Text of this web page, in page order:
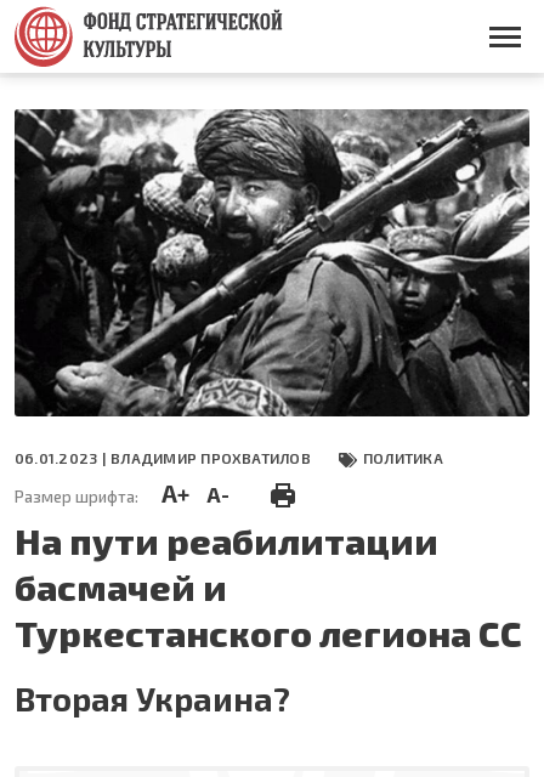
Перейти
основному
содержанию
Основная
06.01.2023 | ВЛАДИМИР ПРОХВАТИЛОВ ПОЛИТИКА
Размер шрифта: A+ A-
На пути реабилитации
басмачей и
Туркестанского легиона СС
Вторая Украина?